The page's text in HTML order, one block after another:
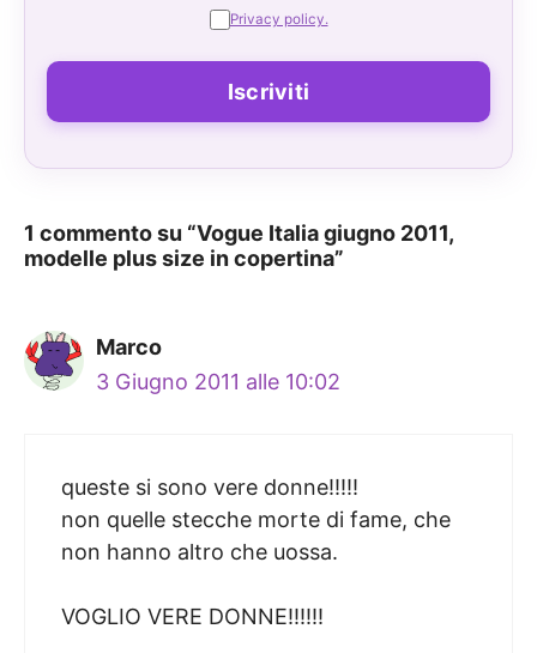
Privacy policy.
1 commento su “Vogue Italia giugno 2011,
modelle plus size in copertina”
Marco
3 Giugno 2011 alle 10:02
queste si sono vere donne!!!!!
non quelle stecche morte di fame, che
non hanno altro che uossa.
VOGLIO VERE DONNE!!!!!!